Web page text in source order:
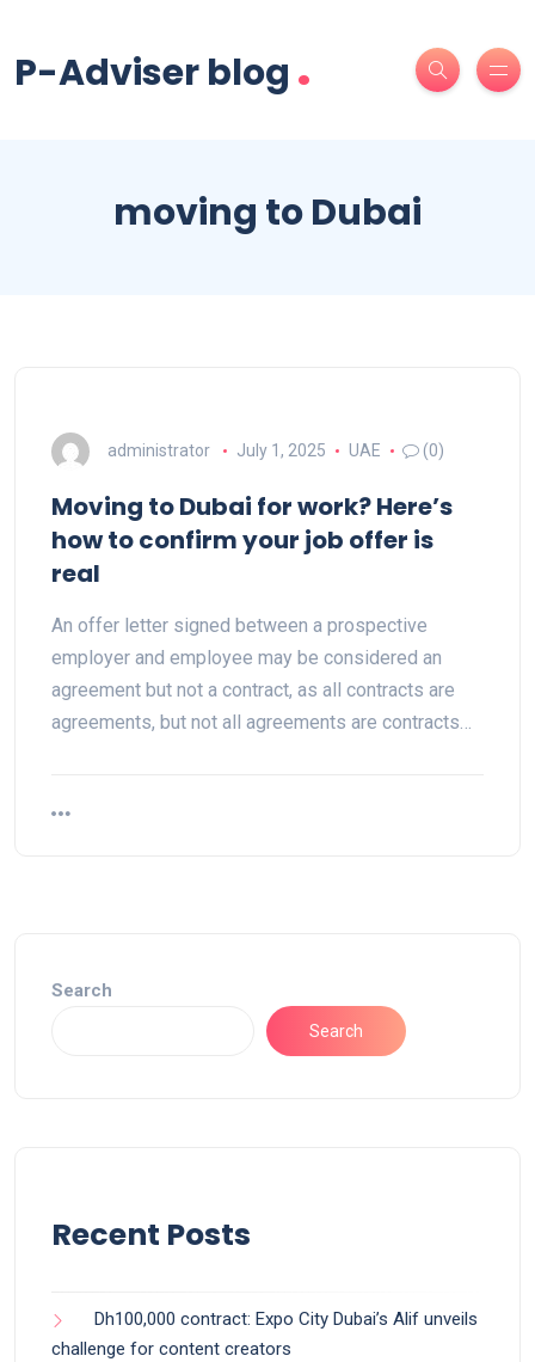
P-Adviser blog .
moving to Dubai
administrator July 1, 2025 UAE (0)
Moving to Dubai for work? Here’s
how to confirm your job offer is
real
An offer letter signed between a prospective
employer and employee may be considered an
agreement but not a contract, as all contracts are
agreements, but not all agreements are contracts…
Search
Search
Recent Posts
Dh100,000 contract: Expo City Dubai’s Alif unveils
challenge for content creators